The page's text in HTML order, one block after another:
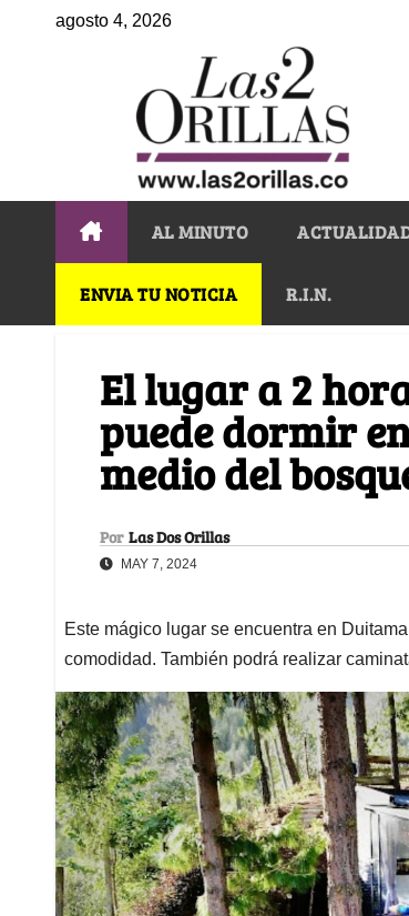
agosto 4, 2026
AL MINUTO
ENVIA TU NOTICIA R.I.N.
El lugar a 2
puede dormir
medio del
Por Las Dos Orillas
MAY 7, 2024
Este mágico lugar se encuentra en
comodidad. También podrá realizar